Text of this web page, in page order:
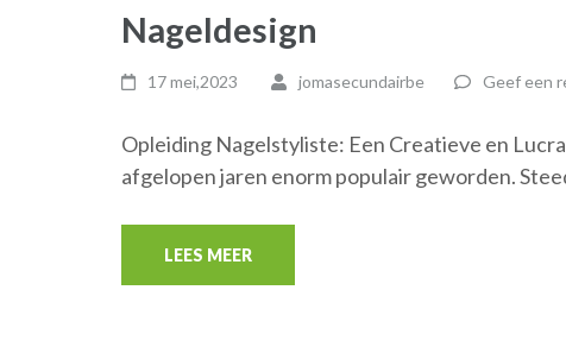
Nageldesign
17 mei,2023 jomasecundairbe Geef een
Opleiding Nagelstyliste: Een Creatieve en
afgelopen jaren enorm populair geworden.
LEES MEER